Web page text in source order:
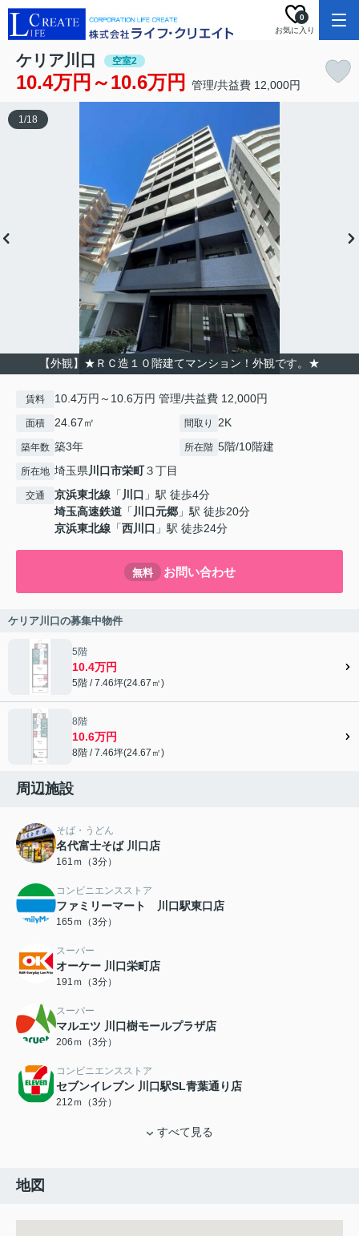
お気に入り
0
ケリア川口 空室2
10.4万円～10.6万円 管理/共益費 12,000円
【外観】★ＲＣ造１０階建てマンション！外観です。★
1/18
賃料 10.4万円～10.6万円 管理/共益費 12,000円
面積 24.67㎡ 間取り 2K
築年数 築3年 所在階 5階/10階建
所在地 埼玉県川口市栄町３丁目
交通 京浜東北線 「 川口 」駅 徒歩4分
埼玉高速鉄道 「 川口元郷 」駅 徒歩20分
京浜東北線 「西川口 」駅 徒歩24分
無料 お問い合わせ
ケリア川口の募集中物件
5階
10.4万円
5階 / 7.46坪(24.67㎡)
8階
10.6万円
8階 / 7.46坪(24.67㎡)
周辺施設
そば・うどん
名代富士そば 川口店
161ｍ（3分）
コンビニエンスストア
ファミリーマート 川口駅東口店
165ｍ（3分）
スーパー
オーケー 川口栄町店
191ｍ（3分）
スーパー
マルエツ 川口樹モールプラザ店
206ｍ（3分）
コンビニエンスストア
セブンイレブン 川口駅SL青葉通り店
212ｍ（3分）
すべて見る
地図